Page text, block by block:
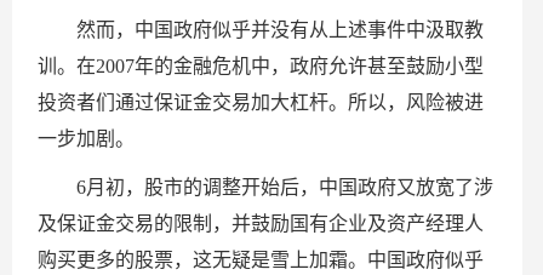
然而，中国政府似乎并没有从上述事件中汲取教
训。在2007年的金融危机中，政府允许甚至鼓励小型
投资者们通过保证金交易加大杠杆。所以，风险被进
一步加剧。
6月初，股市的调整开始后，中国政府又放宽了涉
及保证金交易的限制，并鼓励国有企业及资产经理人
购买更多的股票，这无疑是雪上加霜。中国政府似乎